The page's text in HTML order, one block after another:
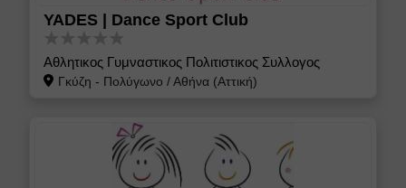
YADES | Dance Sport Club
Αθλητικος Γυμναστικος Πολιτιστικος Συλλογος
Γκύζη - Πολύγωνο /Αθήνα (Αττική)